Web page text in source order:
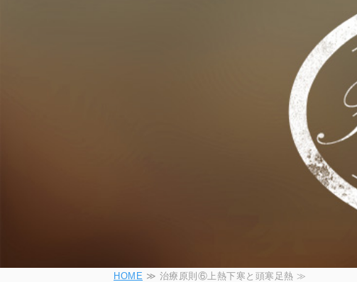
HOME ≫ 治療原則⑥上熱下寒と頭寒足熱 ≫